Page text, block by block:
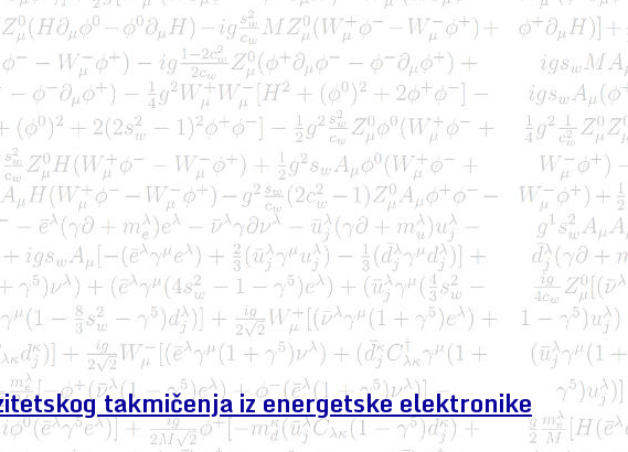
takmičenja iz energetske elektronike